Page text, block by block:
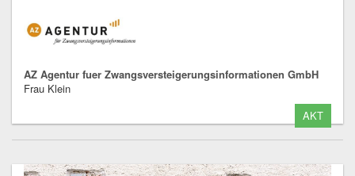
AZ Agentur fuer Zwangsversteigerungsinformationen GmbH
Frau Klein
AKT